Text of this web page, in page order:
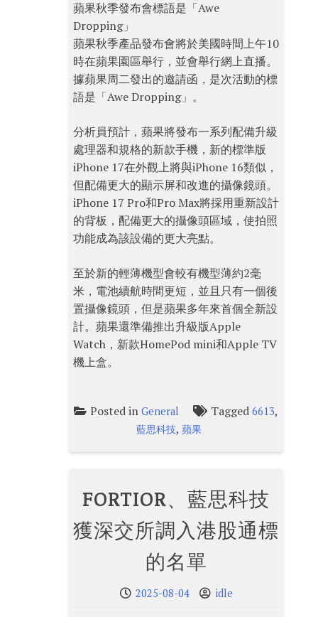
蘋果秋季發布會標語是「Awe
Dropping」
蘋果秋季產品發布會將於美國時間上午10
時在蘋果園區舉行，並會舉行網上直播。
據蘋果周二發出的邀請函，是次活動的標
語是「Awe Dropping」。
分析員預計，蘋果將發布一系列配備升級
處理器和規格的新款手機，新的標準版
iPhone 17在外觀上將與iPhone 16類似，
但配備更大的顯示屏和改進的攝像鏡頭。
iPhone 17 Pro和Pro Max將採用重新設計
的背板，配備更大的攝像頭區域，使拍照
功能成為該設備的更大亮點。
至於新的輕薄機型會較有機型薄約2毫
米，電池續航時間更短，並且只有一個後
置攝像鏡頭，但是蘋果多年來首個全新設
計。蘋果還準備推出升級版Apple
Watch，新款HomePod mini和Apple TV
機上盒。
Posted inGeneral Tagged6613,
藍思科技,蘋果
FORTIOR、藍思科技
獲深交所調入港股通標
的名單
2025-08-04 idle